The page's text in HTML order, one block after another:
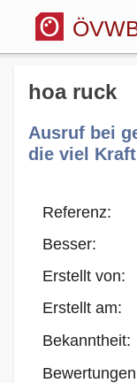
Forum
Blog
hoa ruck
Ausruf bei
die viel
Referenz:
Besser:
Erstellt von:
Erstellt am:
Bekanntheit: